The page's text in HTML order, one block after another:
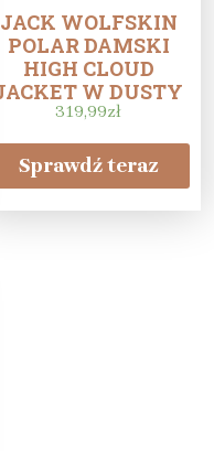
JACK WOLFSKIN
POLAR DAMSKI
HIGH CLOUD
W DUSTY
GREY
319,99zł
Sprawdź teraz